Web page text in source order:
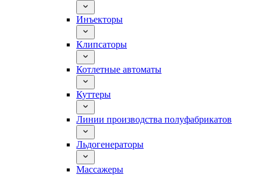
Инъекторы
Клипсаторы
Котлетные автоматы
Куттеры
Линии производства полуфабрикатов
Льдогенераторы
Массажеры